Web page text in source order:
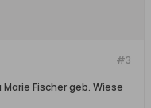
#3
Fischer geb. Wiese